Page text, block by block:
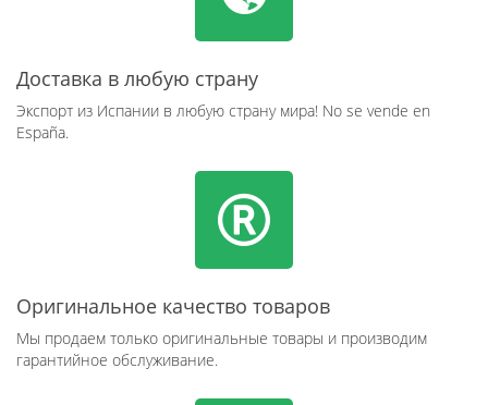
Доставка в любую страну
Экспорт из Испании в любую страну мира! No se vende en
España.
Оригинальное качество товаров
Мы продаем только оригинальные товары и производим
гарантийное обслуживание.